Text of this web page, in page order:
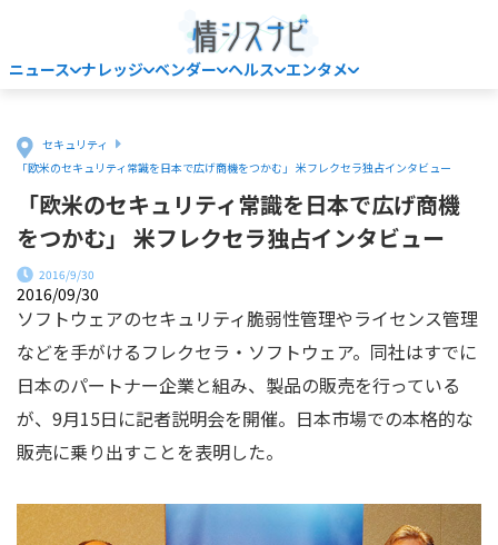
ニュース ナレッジ ベンダー ヘルス エンタメ
Home
セキュリティ
「欧米のセキュリティ常識を日本で広げ商機をつかむ」 米フレクセラ独占インタビュー
「欧米のセキュリティ常識を日本で広げ商機
をつかむ」 米フレクセラ独占インタビュー
2016/9/30
2016/09/30
ソフトウェアのセキュリティ脆弱性管理やライセンス管理
などを手がけるフレクセラ・ソフトウェア。同社はすでに
日本のパートナー企業と組み、製品の販売を行っている
が、9月15日に記者説明会を開催。日本市場での本格的な
販売に乗り出すことを表明した。